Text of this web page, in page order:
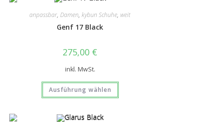
anpassbar,Damen,kybun Schuhe,weit
Genf 17 Black
275,00 €
inkl. MwSt.
Ausführung wählen